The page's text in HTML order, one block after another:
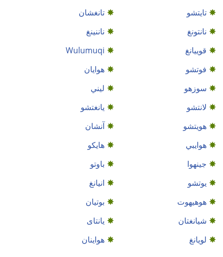
تايتشو
تانغشان
نانتونغ
ناننينغ
قوييانغ
Wulumuqi
فوتشو
هوايان
سوزهو
ليني
لانتشو
يانغتشو
هويتشو
آنشان
هوايبي
هايكو
جينهوا
باوتو
يوتشو
انيانغ
هوهيهوت
بوتيان
شيانغتان
يانتاى
لويانغ
هواينان